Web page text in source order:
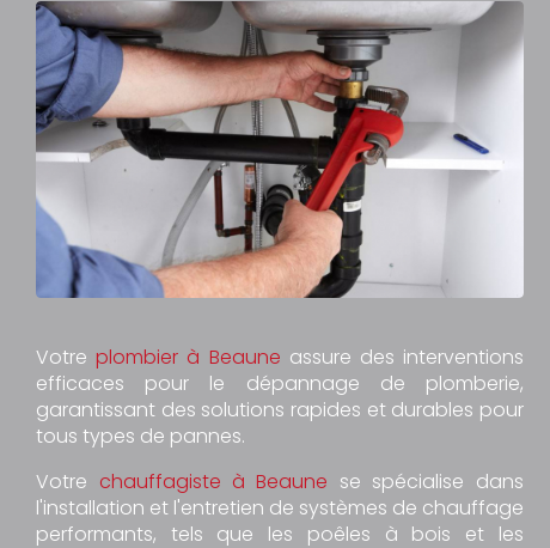
Votreplombier à Beaune assure des interventions
efficaces pour le dépannage de plomberie,
garantissant des solutions rapides et durables pour
tous types de pannes.
Votre chauffagiste à Beaune se spécialise dans
l'installation et l'entretien de systèmes de chauffage
performants, tels que les poêles à bois et les